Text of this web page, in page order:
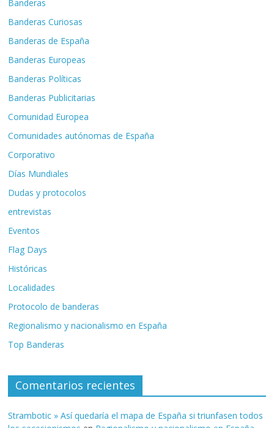
Banderas
Banderas Curiosas
Banderas de España
Banderas Europeas
Banderas Políticas
Banderas Publicitarias
Comunidad Europea
Comunidades autónomas de España
Corporativo
Días Mundiales
Dudas y protocolos
entrevistas
Eventos
Flag Days
Históricas
Localidades
Protocolo de banderas
Regionalismo y nacionalismo en España
Top Banderas
Comentarios recientes
Strambotic » Así quedaría el mapa de España si triunfasen todos